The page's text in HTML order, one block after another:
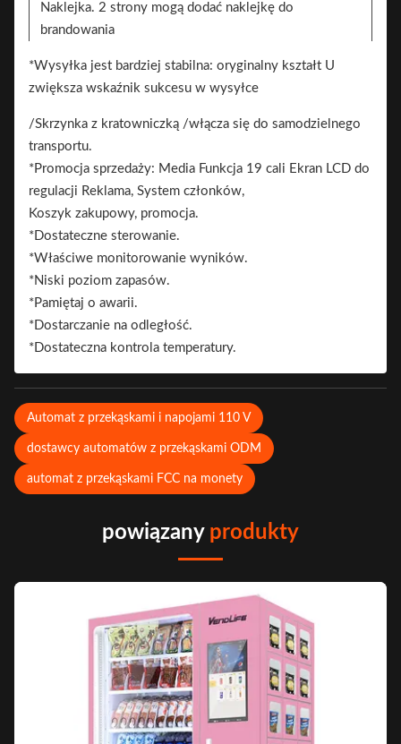
Naklejka. 2 strony mogą dodać naklejkę do
brandowania
Główne cechy:
*Wysyłka jest bardziej stabilna: oryginalny kształt U
zwiększa wskaźnik sukcesu w wysyłce
/Skrzynka z kratowniczką /włącza się do samodzielnego
transportu.
*Promocja sprzedaży: Media Funkcja 19 cali Ekran LCD do
regulacji Reklama, System członków,
Koszyk zakupowy, promocja.
*Dostateczne sterowanie.
*Właściwe monitorowanie wyników.
*Niski poziom zapasów.
*Pamiętaj o awarii.
*Dostarczanie na odległość.
*Dostateczna kontrola temperatury.
Automat z przekąskami i napojami 110 V
dostawcy automatów z przekąskami ODM
automat z przekąskami FCC na monety
powiązany produkty